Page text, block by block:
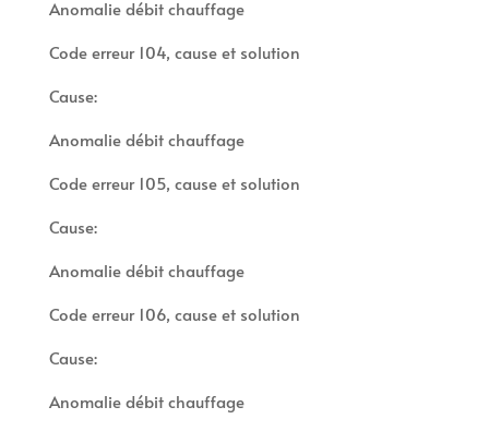
Anomalie débit chauffage
Code erreur 104, cause et solution
Cause:
Anomalie débit chauffage
Code erreur 105, cause et solution
Cause:
Anomalie débit chauffage
Code erreur 106, cause et solution
Cause:
Anomalie débit chauffage